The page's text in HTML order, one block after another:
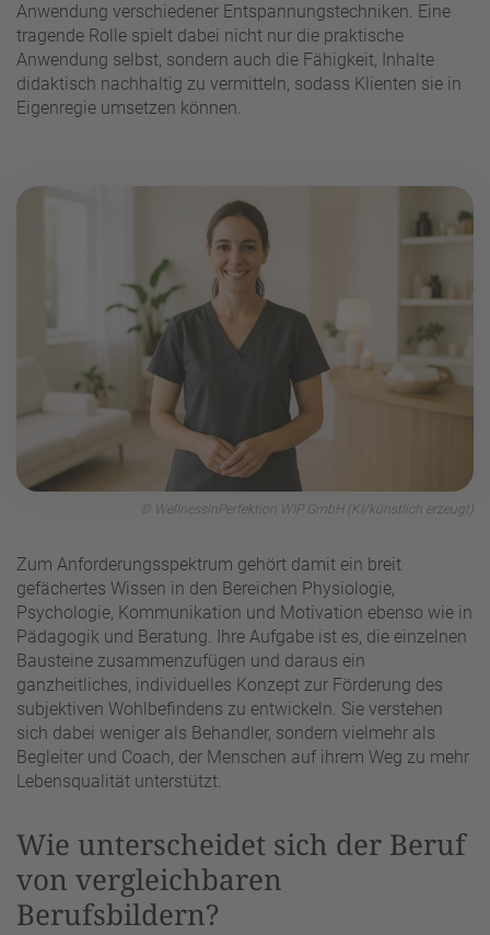
Anwendung verschiedener Entspannungstechniken. Eine
tragende Rolle spielt dabei nicht nur die praktische
Anwendung selbst, sondern auch die Fähigkeit, Inhalte
didaktisch nachhaltig zu vermitteln, sodass Klienten sie in
Eigenregie umsetzen können.
© WellnessInPerfektion WIP GmbH (KI/künstlich erzeugt)
Zum Anforderungsspektrum gehört damit ein breit
gefächertes Wissen in den Bereichen Physiologie,
Psychologie, Kommunikation und Motivation ebenso wie in
Pädagogik und Beratung. Ihre Aufgabe ist es, die einzelnen
Bausteine zusammenzufügen und daraus ein
ganzheitliches, individuelles Konzept zur Förderung des
subjektiven Wohlbefindens zu entwickeln. Sie verstehen
sich dabei weniger als Behandler, sondern vielmehr als
Begleiter und Coach, der Menschen auf ihrem Weg zu mehr
Lebensqualität unterstützt.
Wie unterscheidet sich der Beruf
von vergleichbaren
Berufsbildern?